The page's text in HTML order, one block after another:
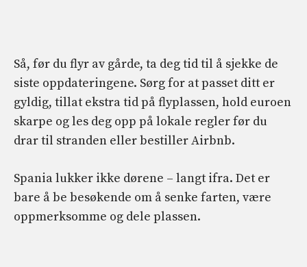
Så, før du flyr av gårde, ta deg tid til å sjekke de
siste oppdateringene. Sørg for at passet ditt er
gyldig, tillat ekstra tid på flyplassen, hold euroen
skarpe og les deg opp på lokale regler før du
drar til stranden eller bestiller Airbnb.
Spania lukker ikke dørene – langt ifra. Det er
bare å be besøkende om å senke farten, være
oppmerksomme og dele plassen.